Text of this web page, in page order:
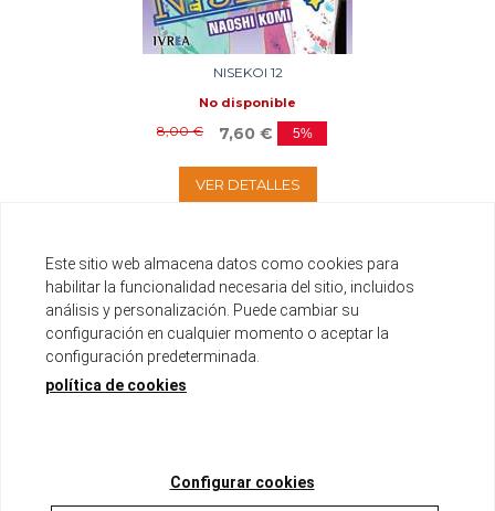
NISEKOI 12
No disponible
8,00 € 7,60 € 5%
VER DETALLES
Este sitio web almacena datos como cookies para
habilitar la funcionalidad necesaria del sitio, incluidos
análisis y personalización. Puede cambiar su
configuración en cualquier momento o aceptar la
configuración predeterminada.
política de cookies
Configurar cookies